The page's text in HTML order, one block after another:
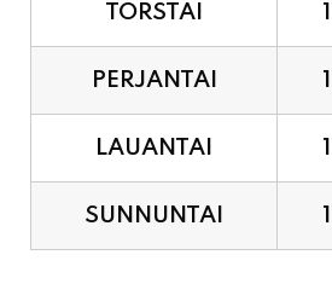
TORSTAI
PERJANTAI
LAUANTAI
SUNNUNTAI